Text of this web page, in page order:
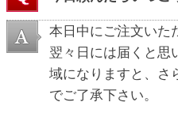
本日中にご注文いた
翌々日には届くと思
域になりますと、さ
でご了承下さい。